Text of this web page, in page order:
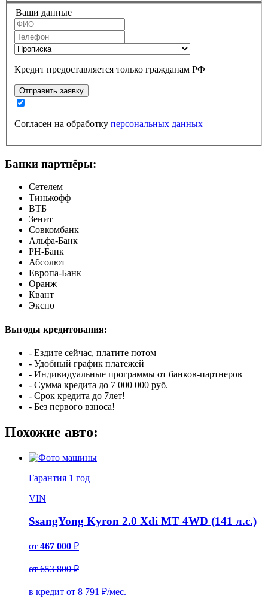
Ваши данные
Кредит предоставляется только гражданам РФ
Отправить заявку
Согласен на обработку персональных данных
Банки партнёры:
Сетелем
Тинькофф
ВТБ
Зенит
Совкомбанк
Альфа-Банк
РН-Банк
Абсолют
Европа-Банк
Оранж
Квант
Экспо
Выгоды кредитования:
- Ездите сейчас, платите потом
- Удобный график платежей
- Индивидуальные программы от банков-партнеров
- Сумма кредита до 7 000 000 руб.
- Срок кредита до 7лет!
- Без первого взноса!
Похожие авто:
Гарантия 1 год
VIN
SsangYong Kyron 2.0 Xdi MT 4WD (141 л.с.)
от 467 000 ₽
от 653 800 ₽
в кредит от 8 791 ₽/мес.